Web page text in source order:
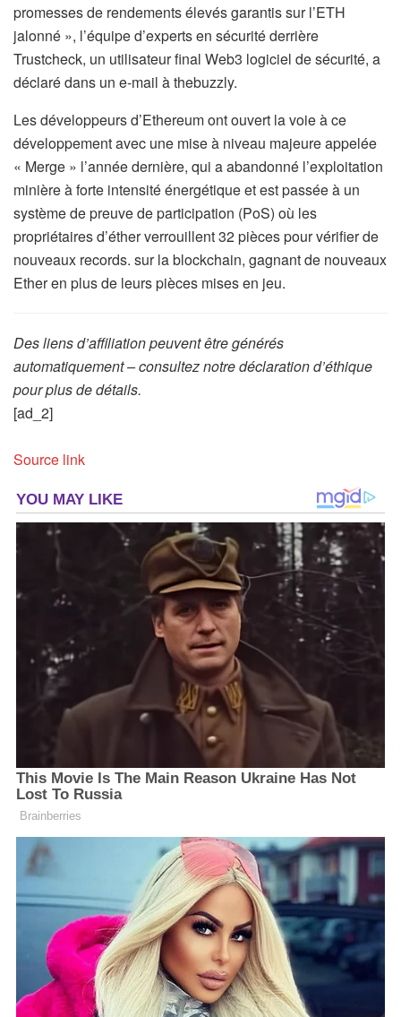
promesses de rendements élevés garantis sur l’ETH
jalonné », l’équipe d’experts en sécurité derrière
Trustcheck, un utilisateur final Web3 logiciel de sécurité, a
déclaré dans un e-mail à thebuzzly.
Les développeurs d’Ethereum ont ouvert la voie à ce
développement avec une mise à niveau majeure appelée
« Merge » l’année dernière, qui a abandonné l’exploitation
minière à forte intensité énergétique et est passée à un
système de preuve de participation (PoS) où les
propriétaires d’éther verrouillent 32 pièces pour vérifier de
nouveaux records. sur la blockchain, gagnant de nouveaux
Ether en plus de leurs pièces mises en jeu.
Des liens d’affiliation peuvent être générés
automatiquement – consultez notre déclaration d’éthique
pour plus de détails.
[ad_2]
Source link